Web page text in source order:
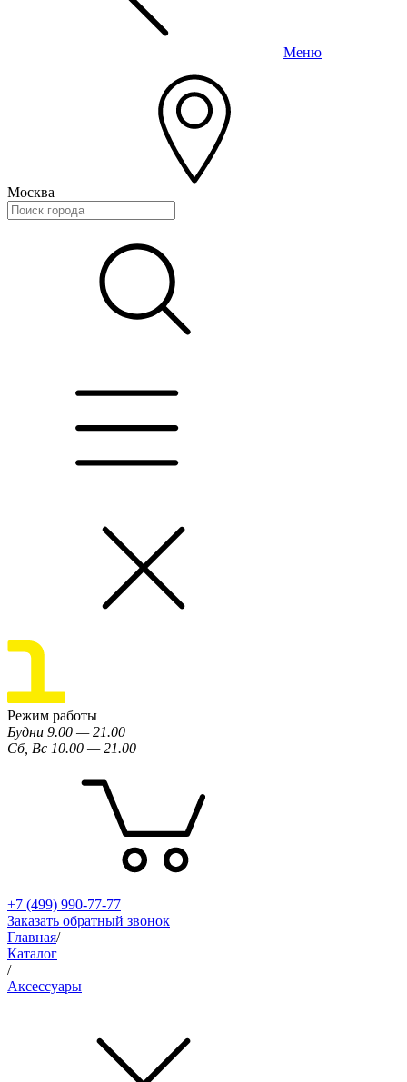
Меню
Москва
Режим работы
Будни 9.00 — 21.00
Сб, Вс 10.00 — 21.00
+7 (499) 990-77-77
Заказать обратный звонок
Главная/
Каталог
/
Аксессуары